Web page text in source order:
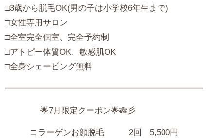
□3歳から脱毛OK(男の子は小学校6年生まで)
□女性専用サロン
□全室完全個室、完全予約制
□アトピー体質OK、敏感肌OK
□全身シェービング無料
━━━━━━━━━━━━━━━━━━━━━━━━
🌟7月限定クーポン‪🌟🎋‬彡
コラーゲンお顔脱毛 2回 5,500円